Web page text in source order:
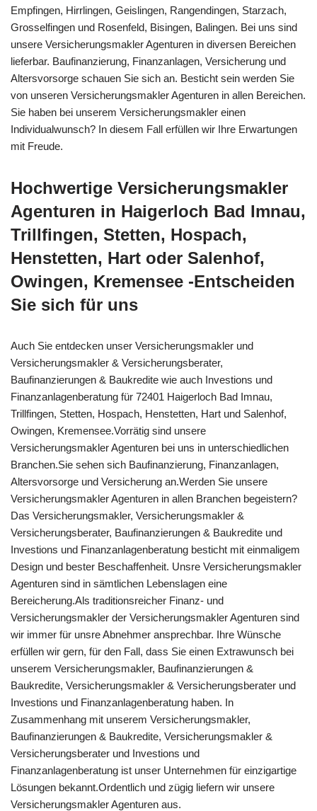
Empfingen, Hirrlingen, Geislingen, Rangendingen, Starzach,
Grosselfingen und Rosenfeld, Bisingen, Balingen. Bei uns sind
unsere Versicherungsmakler Agenturen in diversen Bereichen
lieferbar. Baufinanzierung, Finanzanlagen, Versicherung und
Altersvorsorge schauen Sie sich an. Besticht sein werden Sie
von unseren Versicherungsmakler Agenturen in allen Bereichen.
Sie haben bei unserem Versicherungsmakler einen
Individualwunsch? In diesem Fall erfüllen wir Ihre Erwartungen
mit Freude.
Hochwertige Versicherungsmakler
Agenturen in Haigerloch Bad Imnau,
Trillfingen, Stetten, Hospach,
Henstetten, Hart oder Salenhof,
Owingen, Kremensee -Entscheiden
Sie sich für uns
Auch Sie entdecken unser Versicherungsmakler und
Versicherungsmakler & Versicherungsberater,
Baufinanzierungen & Baukredite wie auch Investions und
Finanzanlagenberatung für 72401 Haigerloch Bad Imnau,
Trillfingen, Stetten, Hospach, Henstetten, Hart und Salenhof,
Owingen, Kremensee.Vorrätig sind unsere
Versicherungsmakler Agenturen bei uns in unterschiedlichen
Branchen.Sie sehen sich Baufinanzierung, Finanzanlagen,
Altersvorsorge und Versicherung an.Werden Sie unsere
Versicherungsmakler Agenturen in allen Branchen begeistern?
Das Versicherungsmakler, Versicherungsmakler &
Versicherungsberater, Baufinanzierungen & Baukredite und
Investions und Finanzanlagenberatung besticht mit einmaligem
Design und bester Beschaffenheit. Unsre Versicherungsmakler
Agenturen sind in sämtlichen Lebenslagen eine
Bereicherung.Als traditionsreicher Finanz- und
Versicherungsmakler der Versicherungsmakler Agenturen sind
wir immer für unsre Abnehmer ansprechbar. Ihre Wünsche
erfüllen wir gern, für den Fall, dass Sie einen Extrawunsch bei
unserem Versicherungsmakler, Baufinanzierungen &
Baukredite, Versicherungsmakler & Versicherungsberater und
Investions und Finanzanlagenberatung haben. In
Zusammenhang mit unserem Versicherungsmakler,
Baufinanzierungen & Baukredite, Versicherungsmakler &
Versicherungsberater und Investions und
Finanzanlagenberatung ist unser Unternehmen für einzigartige
Lösungen bekannt.Ordentlich und zügig liefern wir unsere
Versicherungsmakler Agenturen aus.